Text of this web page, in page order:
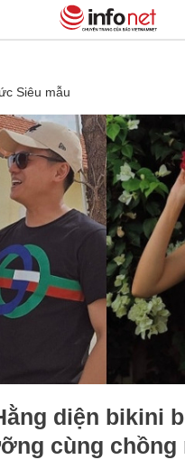
Siêu mẫu
diện bikini
cùng chồng